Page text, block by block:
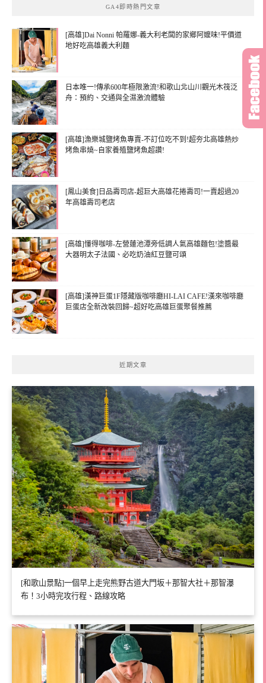
GA4即時熱門文章
[高雄]Dai Nonni 帕羅娜-義大利老闆的家鄉阿嬤味!平價道
地好吃高雄義大利麵
日本唯一!傳承600年極限激流!和歌山北山川觀光木筏泛
舟：預約、交通與全濕激流體驗
[高雄]漁樂城鹽烤魚專賣-不訂位吃不到!超夯北高雄熱炒
烤魚串燒~自家養殖鹽烤魚超讚!
[鳳山美食]日品壽司店-超巨大高雄花捲壽司!一賣超過20
年高雄壽司老店
[高雄]懂得咖啡-左營蓮池潭旁低調人氣高雄麵包!塗醬最
大器明太子法國、必吃奶油紅豆鹽可頌
[高雄]漢神巨蛋1F隱藏版咖啡廳HI-LAI CAFE!漢來咖啡廳
巨蛋店全新改裝回歸~超好吃高雄巨蛋聚餐推薦
近期文章
[和歌山景點]一個早上走完熊野古道大門坂＋那智大社＋那智瀑
布！3小時完攻行程、路線攻略